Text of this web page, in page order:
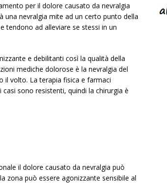
per il dolore causato da nevralgia
una nevralgia mite ad un certo punto della
tendono ad alleviare se stessi in un
e debilitanti così la qualità della
mediche dolorose è la nevralgia del
il volto. La terapia fisica e farmaci
sono resistenti, quindi la chirurgia è
il dolore causato da nevralgia può
zona può essere agonizzante sensibile al